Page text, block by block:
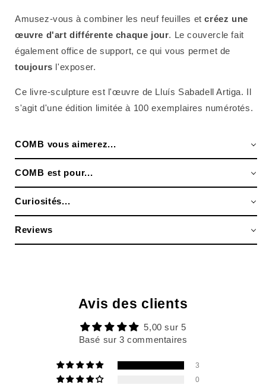
Amusez-vous à combiner les neuf feuilles etcréez une
œuvre d'art différente chaque jour. Le couvercle fait
également office de support, ce qui vous permet de
toujours l'exposer.
Ce livre-sculpture est l'œuvre de Lluís Sabadell Artiga. Il
s'agit d'une édition limitée à 100 exemplaires numérotés.
COMB vous aimerez...
COMB est pour...
Curiosités...
Reviews
Avis des clients
5,00 sur 5
Basé sur 3 commentaires
3
0